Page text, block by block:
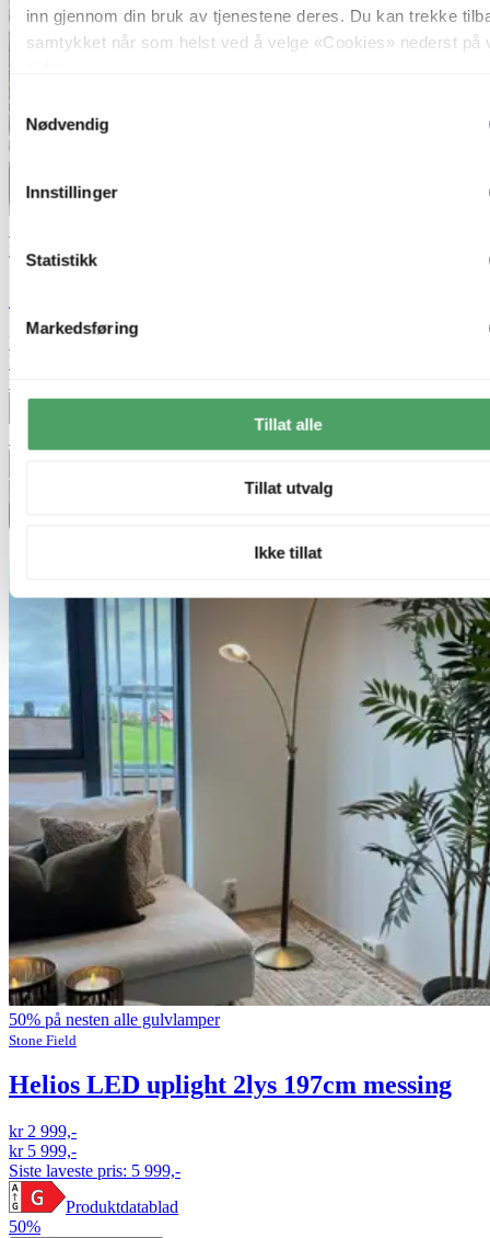
inn gjennom din bruk av tjenestene deres. Du kan trekke
samtykket når som helst ved å velge «Cookies» nederst på
Samtykkevalg
Nødvendig
Innstillinger
Statistikk
Markedsføring
Tillat alle
Tillat utvalg
Ikke tillat
Nova Life
kr 1 749,-
kr 3 499,-
50% på nesten alle gulvlamper
Stone Field
Helios LED uplight 2lys 197cm messing
kr 2 999,-
kr 5 999,-
Siste laveste pris: 5 999,-
Produktdatablad
50%